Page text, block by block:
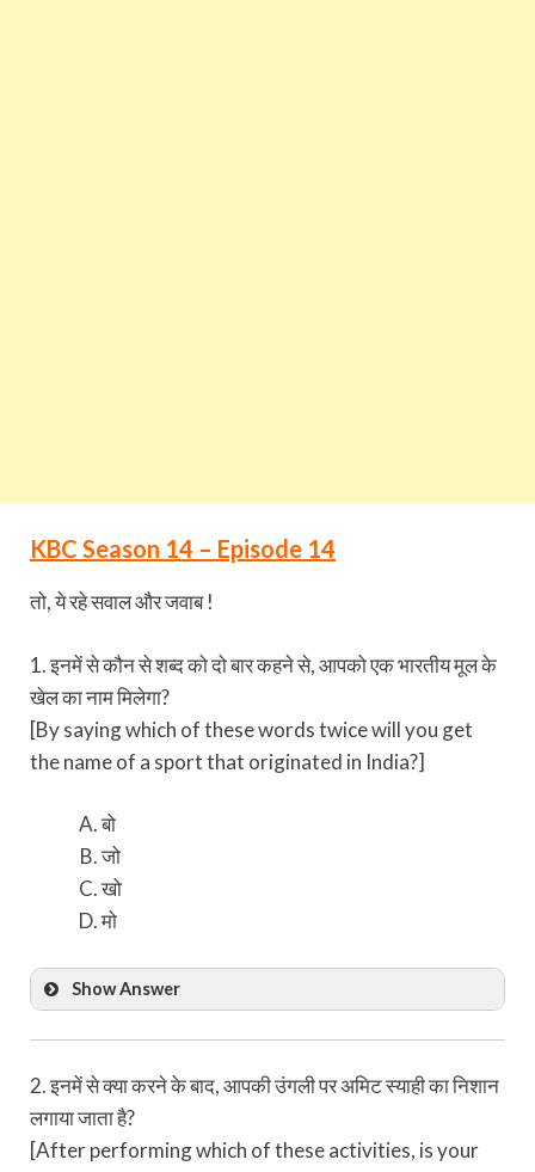
KBC Season 14 – Episode 14
तो, ये रहे सवाल और जवाब !
1. इनमें से कौन से शब्द को दो बार कहने से, आपको एक भारतीय मूल के
खेल का नाम मिलेगा?
[By saying which of these words twice will you get
the name of a sport that originated in India?]
बो
जो
खो
मो
Show Answer
2. इनमें से क्या करने के बाद, आपकी उंगली पर अमिट स्याही का निशान
लगाया जाता है?
[After performing which of these activities, is your